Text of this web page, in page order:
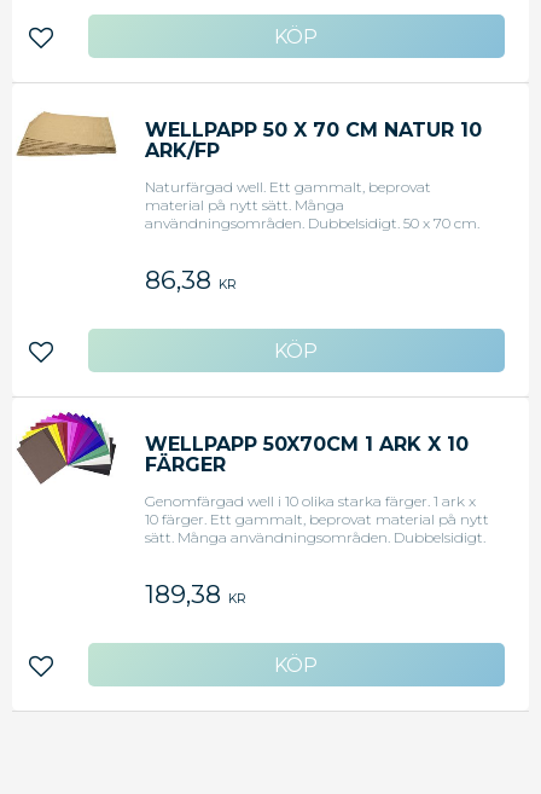
Lägg till i favoriter
WELLPAPP 50 X 70 CM NATUR 10
ARK/FP
Naturfärgad well. Ett gammalt, beprovat
material på nytt sätt. Många
användningsområden. Dubbelsidigt. 50 x 70 cm.
86,38 KR
Lägg till i favoriter
WELLPAPP 50X70CM 1 ARK X 10
FÄRGER
Genomfärgad well i 10 olika starka färger. 1 ark x
10 färger. Ett gammalt, beprovat material på nytt
sätt. Många användningsområden. Dubbelsidigt.
189,38 KR
Lägg till i favoriter